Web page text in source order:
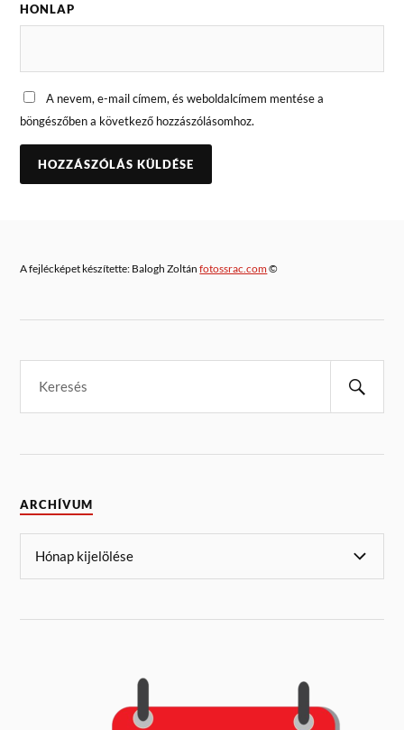
HONLAP
A nevem, e-mail címem, és weboldalcímem mentése a
böngészőben a következő hozzászólásomhoz.
A fejlécképet készítette: Balogh Zoltánfotossrac.com©
ARCHÍVUM